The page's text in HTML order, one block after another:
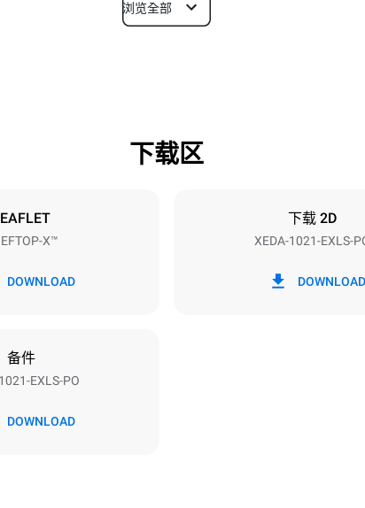
烤盘尺寸
240V 3~
浏览全部
下载区
X™
DOWNLOAD
下载 2D
XEDA-1021-EXLS-
DOWNLOAD
备件
EXLS-PO
DOWNLOAD